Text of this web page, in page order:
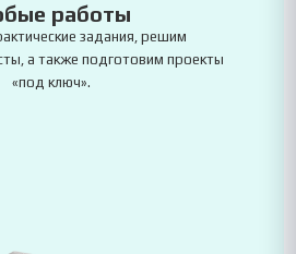
работы
задания, решим
а также подготовим проекты
«под ключ».